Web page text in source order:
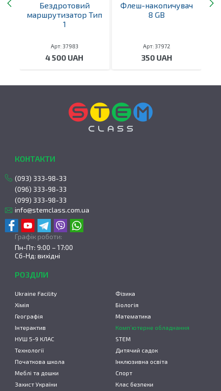
Бездротовий
маршрутизатор Тип
1
Арт: 37983
4 500 UAH
Флеш-накопичувач
8 GB
Арт: 37972
350 UAH
КОНТАКТИ
(093) 333-98-33
(096) 333-98-33
(099) 333-98-33
info@stemclass.com.ua
Графік роботи:
Пн-Пт: 9:00 – 17:00
Сб-Нд: вихідні
РОЗДІЛИ
Ukraine Facility
Фізика
Хімія
Біологія
Географія
Математика
Інтерактив
Комп’ютерне обладнання
НУШ 5-9 КЛАС
STEM
Технології
Дитячий садок
Початкова школа
Інклюзивна освіта
Меблі та дошки
Спорт
Захист України
Клас безпеки